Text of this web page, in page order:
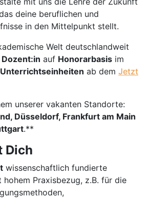
deine beruflichen und
in den Mittelpunkt stellt.
Welt deutschlandweit
auf Honorarbasis im
ab dem Jetzt
unserer vakanten Standorte:
Düsseldorf, Frankfurt am Main
.**
Dich
wissenschaftlich fundierte
hohem Praxisbezug, z.B. für die